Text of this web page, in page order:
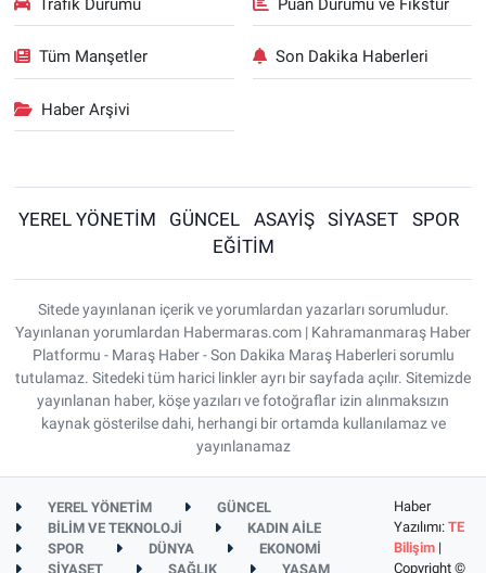
Trafik Durumu Puan Durumu ve Fikstür
Tüm Manşetler Son Dakika Haberleri
Haber Arşivi
YEREL YÖNETİM GÜNCEL ASAYİŞ SİYASET
SPOR
EĞİTİM
Sitede yayınlanan içerik ve yorumlardan yazarları sorumludur.
Yayınlanan yorumlardan Habermaras.com | Kahramanmaraş Haber
Platformu - Maraş Haber - Son Dakika Maraş Haberleri sorumlu
tutulamaz. Sitedeki tüm harici linkler ayrı bir sayfada açılır. Sitemizde
yayınlanan haber, köşe yazıları ve fotoğraflar izin alınmaksızın
kaynak gösterilse dahi, herhangi bir ortamda kullanılamaz ve
yayınlanamaz
YEREL YÖNETİM
GÜNCEL
BİLİM VE TEKNOLOJİ
KADIN AİLE
SPOR
DÜNYA
EKONOMİ
SİYASET
SAĞLIK YAŞAM
Haber
Yazılımı: TE
Bilişim|
Copyright ©